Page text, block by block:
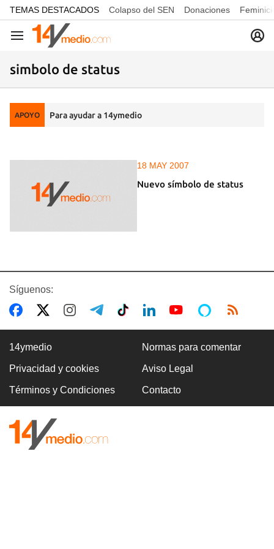
common.go-to-content
TEMAS DESTACADOS Colapso del SEN Donaciones
Navegación
simbolo de status
APOYO Para ayudar a 14ymedio
18 MAY 2007
Nuevo símbolo de status
Síguenos:
14ymedio Normas para comentar
Privacidad y cookies Aviso Legal
Términos y Condiciones Contacto